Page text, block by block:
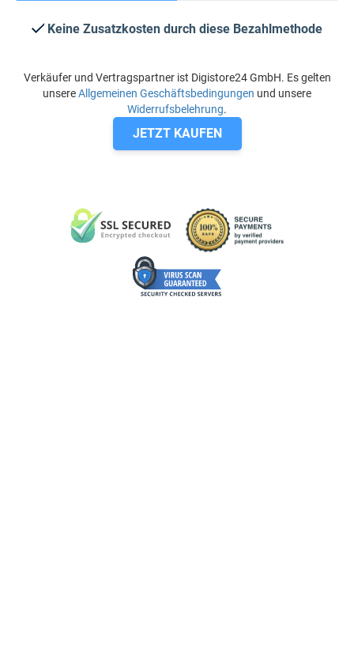
Keine Zusatzkosten durch diese Bezahlmethode
Verkäufer und Vertragspartner ist Digistore24 GmbH. Es gelten
unsereAllgemeinen Geschäftsbedingungen und unsere
Widerrufsbelehrung.
JETZT KAUFEN